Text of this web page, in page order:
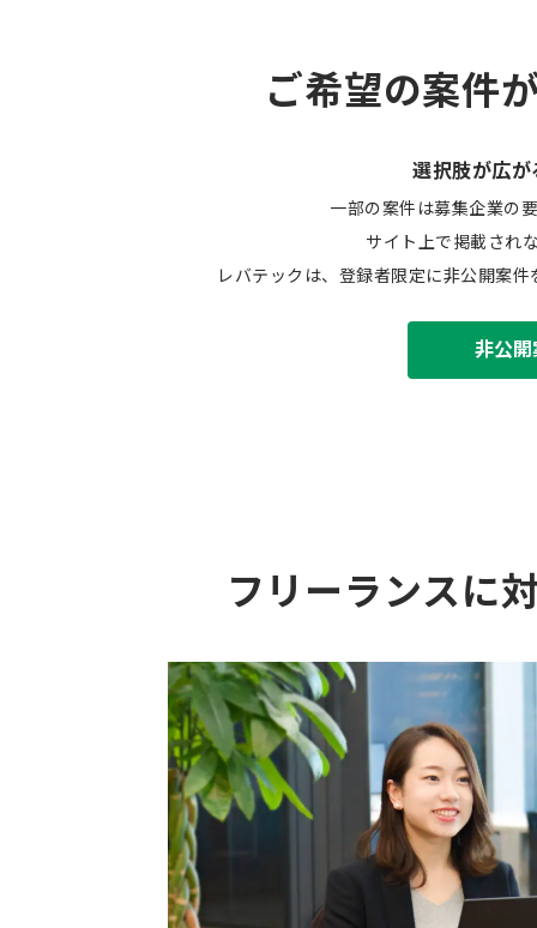
ご希望の案件
選択肢が広が
一部の案件は募集企業の
サイト上で掲載され
レバテックは、登録者限定に非公開案
非公
フリーランスに